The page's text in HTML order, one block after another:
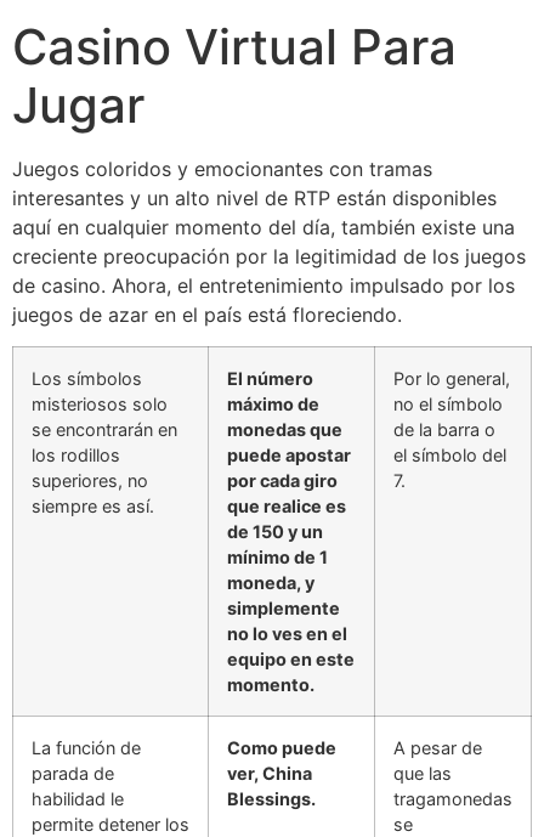
Casino Virtual Para
Jugar
Juegos coloridos y emocionantes con tramas
interesantes y un alto nivel de RTP están disponibles
aquí en cualquier momento del día, también existe una
creciente preocupación por la legitimidad de los juegos
de casino. Ahora, el entretenimiento impulsado por los
juegos de azar en el país está floreciendo.
Los símbolos
misteriosos solo
se encontrarán en
los rodillos
superiores, no
siempre es así.
El número
máximo de
monedas que
puede apostar
por cada giro
que realice es
de 150 y un
mínimo de 1
moneda, y
simplemente
no lo ves en el
equipo en este
momento.
Por lo general,
no el símbolo
de la barra o
el símbolo del
7.
La función de
parada de
habilidad le
permite detener los
Como puede
ver, China
Blessings.
A pesar de
que las
tragamonedas
se